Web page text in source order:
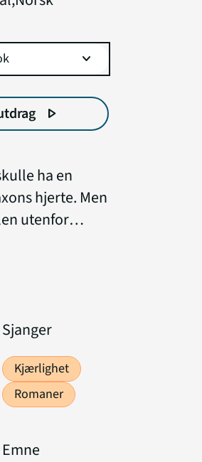
expand_more
play_arrow
ha en
hjerte. Men
utenfor
har å miste
Sjanger
Kjærlighet
Romaner
Emne